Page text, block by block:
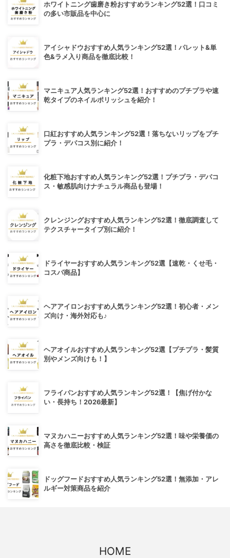
ホワイトニング歯磨き粉おすすめランキング52選！口コミ
の多い市販品を中心に
アイシャドウおすすめ人気ランキング52選！パレット&単
色&ラメ入り商品を徹底比較！
マニキュア人気ランキング52選！おすすめのプチプラや速
乾タイプのネイルポリッシュを紹介！
口紅おすすめ人気ランキング52選！落ちないリップをプチ
プラ・デパコス別に紹介！
化粧下地おすすめ人気ランキング52選！プチプラ・デパコ
ス・敏感肌向けナチュラル商品も登場！
クレンジングおすすめ人気ランキング52選！徹底調査して
テクスチャータイプ別に紹介！
ドライヤーおすすめ人気ランキング52選【速乾・くせ毛・
コスパ商品】
ヘアアイロンおすすめ人気ランキング52選！初心者・メン
ズ向け・海外対応も♪
ヘアオイルおすすめ人気ランキング52選【プチプラ・髪質
別やメンズ向けも！】
フライパンおすすめ人気ランキング52選！【焦げ付かな
い・長持ち！2026最新】
マヌカハニーおすすめ人気ランキング52選！味や栄養価の
高さを徹底比較・検証
ドッグフードおすすめ人気ランキング52選！無添加・アレ
ルギー対策商品を紹介
HOME